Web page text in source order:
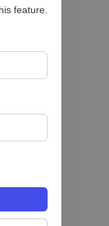
feature.
un hub